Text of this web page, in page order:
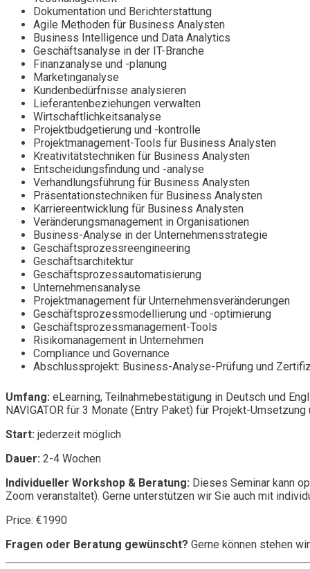
Dokumentation und Berichterstattung
Agile Methoden für Business Analysten
Business Intelligence und Data Analytics
Geschäftsanalyse in der IT-Branche
Finanzanalyse und -planung
Marketinganalyse
Kundenbedürfnisse analysieren
Lieferantenbeziehungen verwalten
Wirtschaftlichkeitsanalyse
Projektbudgetierung und -kontrolle
Projektmanagement-Tools für Business Analysten
Kreativitätstechniken für Business Analysten
Entscheidungsfindung und -analyse
Verhandlungsführung für Business Analysten
Präsentationstechniken für Business Analysten
Karriereentwicklung für Business Analysten
Veränderungsmanagement in Organisationen
Business-Analyse in der Unternehmensstrategie
Geschäftsprozessreengineering
Geschäftsarchitektur
Geschäftsprozessautomatisierung
Unternehmensanalyse
Projektmanagement für Unternehmensveränderungen
Geschäftsprozessmodellierung und -optimierung
Geschäftsprozessmanagement-Tools
Risikomanagement in Unternehmen
Compliance und Governance
Abschlussprojekt: Business-Analyse-Prüfung und
Umfang: eLearning, Teilnahmebestätigung in Deutsch und
NAVIGATOR für 3 Monate (Entry Paket) für Projekt-
Start: jederzeit möglich
Dauer: 2-4 Wochen
Individueller Workshop & Beratung: Dieses Seminar kann
Zoom veranstaltet). Gerne unterstützen wir Sie auch mit
Price: €1990
Fragen oder Beratung gewünscht? Gerne können stehen